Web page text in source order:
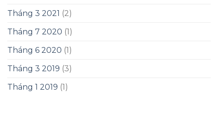
Tháng 3 2021 (2)
Tháng 7 2020 (1)
Tháng 6 2020 (1)
Tháng 3 2019 (3)
Tháng 1 2019 (1)